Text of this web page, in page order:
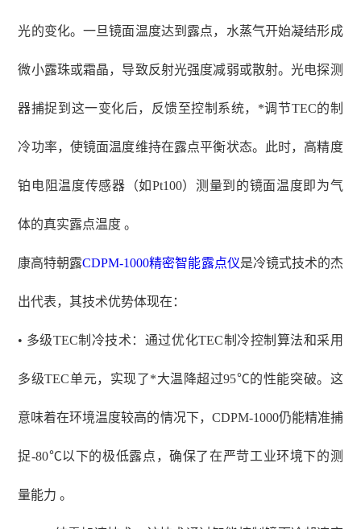
光的变化。一旦镜面温度达到露点，水蒸气开始凝结形成
微小露珠或霜晶，导致反射光强度减弱或散射。光电探测
器捕捉到这一变化后，反馈至控制系统，*调节TEC的制
冷功率，使镜面温度维持在露点平衡状态。此时，高精度
铂电阻温度传感器（如Pt100）测量到的镜面温度即为气
体的真实露点温度 。
康高特朝露CDPM-1000精密智能露点仪是冷镜式技术的杰
出代表，其技术优势体现在：
• 多级TEC制冷技术：通过优化TEC制冷控制算法和采用
多级TEC单元，实现了*大温降超过95℃的性能突破。这
意味着在环境温度较高的情况下，CDPM-1000仍能精准捕
捉-80℃以下的极低露点，确保了在严苛工业环境下的测
量能力 。